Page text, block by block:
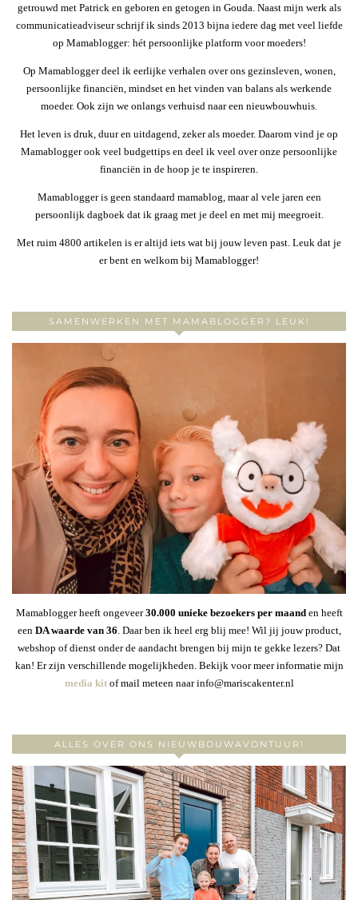
getrouwd met Patrick en geboren en getogen in Gouda. Naast mijn werk als
communicatieadviseur schrijf ik sinds 2013 bijna iedere dag met veel liefde
op Mamablogger: hét persoonlijke platform voor moeders!
Op Mamablogger deel ik eerlijke verhalen over ons gezinsleven, wonen,
persoonlijke financiën, mindset en het vinden van balans als werkende
moeder. Ook zijn we onlangs verhuisd naar een nieuwbouwhuis.
Het leven is druk, duur en uitdagend, zeker als moeder. Daarom vind je op
Mamablogger ook veel budgettips en deel ik veel over onze persoonlijke
financiën in de hoop je te inspireren.
Mamablogger is geen standaard mamablog, maar al vele jaren een
persoonlijk dagboek dat ik graag met je deel en met mij meegroeit.
Met ruim 4800 artikelen is er altijd iets wat bij jouw leven past. Leuk dat je
er bent en welkom bij Mamablogger!
SAMENWERKEN MET MAMABLOGGER? LEUK!
Mamablogger heeft ongeveer30.000 unieke bezoekers per maanden heeft
een DA waarde van 36 . Daar ben ik heel erg blij mee! Wil jij jouw product,
webshop of dienst onder de aandacht brengen bij mijn te gekke lezers? Dat
kan! Er zijn verschillende mogelijkheden. Bekijk voor meer informatie mijn
media kitof mail meteen naar info@mariscakenter.nl
ALLES OVER ONS NIEUWBOUWAVONTUUR!